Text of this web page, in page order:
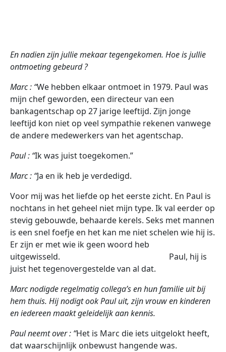
En nadien zijn jullie mekaar tegengekomen. Hoe is jullie
ontmoeting gebeurd ?
Marc : “We hebben elkaar ontmoet in 1979. Paul was
mijn chef geworden, een directeur van een
bankagentschap op 27 jarige leeftijd. Zijn jonge
leeftijd kon niet op veel sympathie rekenen vanwege
de andere medewerkers van het agentschap.
Paul : “Ik was juist toegekomen.”
Marc : “Ja en ik heb je verdedigd.
Voor mij was het liefde op het eerste zicht. En Paul is
nochtans in het geheel niet mijn type. Ik val eerder op
stevig gebouwde, behaarde kerels. Seks met mannen
is een snel foefje en het kan me niet schelen wie hij is.
Er zijn er met wie ik geen woord heb
uitgewisseld. Paul, hij is
juist het tegenovergestelde van al dat.
Marc nodigde regelmatig collega’s en hun familie uit bij
hem thuis. Hij nodigt ook Paul uit, zijn vrouw en kinderen
en iedereen maakt geleidelijk aan kennis.
Paul neemt over : “Het is Marc die iets uitgelokt heeft,
dat waarschijnlijk onbewust hangende was.